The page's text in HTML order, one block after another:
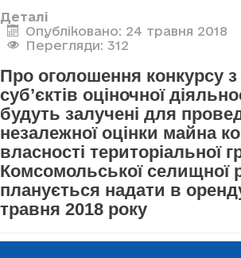
Деталі
Опубліковано: 24 травня 2018
Перегляди: 312
Про оголошення конкурсу з
суб’єктів оціночної
будуть залучені для
незалежної оцінки майна
власності територіальної
Комсомольської селищної
планується надати в
травня 2018 року